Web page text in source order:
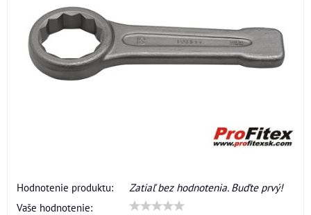
Hodnotenie produktu:
Zatiaľ bez hodnotenia. Buďte prvý!
Vaše hodnotenie: